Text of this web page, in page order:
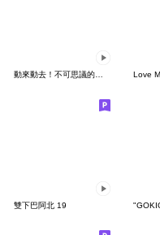
Love
雙下巴阿北 19